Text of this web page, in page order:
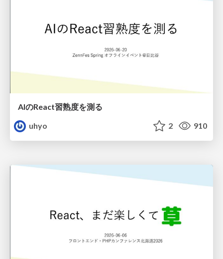
AIのReact習熟度を測る
uhyo
2 910